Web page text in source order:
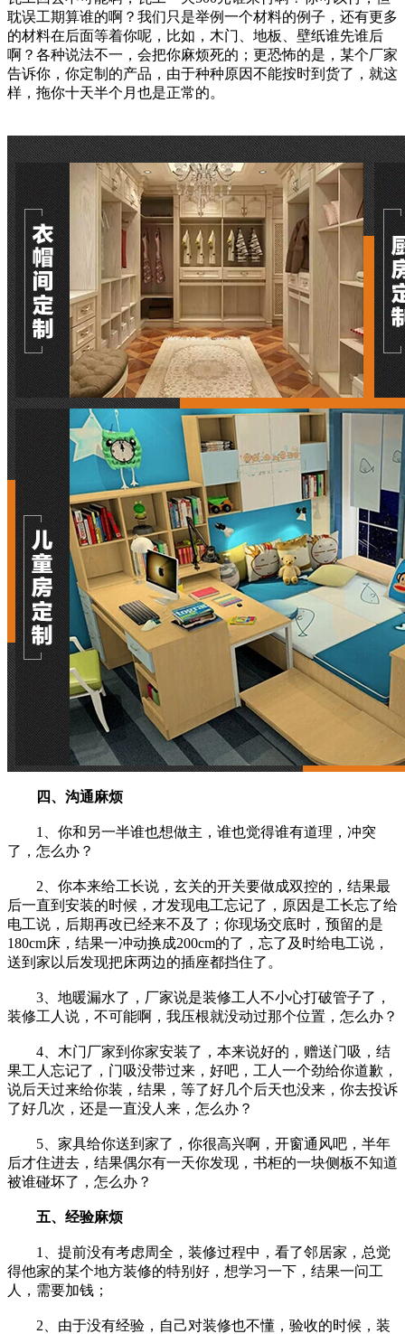
耽误工期算谁的啊？我们只是举例一个材料的例子，还有更多
的材料在后面等着你呢，比如，木门、地板、壁纸谁先谁后
啊？各种说法不一，会把你麻烦死的；更恐怖的是，某个厂家
告诉你，你定制的产品，由于种种原因不能按时到货了，就这
样，拖你十天半个月也是正常的。
四、沟通麻烦
1、你和另一半谁也想做主，谁也觉得谁有道理，冲突
了，怎么办？
2、你本来给工长说，玄关的开关要做成双控的，结果最
后一直到安装的时候，才发现电工忘记了，原因是工长忘了给
电工说，后期再改已经来不及了；你现场交底时，预留的是
180cm床，结果一冲动换成200cm的了，忘了及时给电工说，
送到家以后发现把床两边的插座都挡住了。
3、地暖漏水了，厂家说是装修工人不小心打破管子了，
装修工人说，不可能啊，我压根就没动过那个位置，怎么办？
4、木门厂家到你家安装了，本来说好的，赠送门吸，结
果工人忘记了，门吸没带过来，好吧，工人一个劲给你道歉，
说后天过来给你装，结果，等了好几个后天也没来，你去投诉
了好几次，还是一直没人来，怎么办？
5、家具给你送到家了，你很高兴啊，开窗通风吧，半年
后才住进去，结果偶尔有一天你发现，书柜的一块侧板不知道
被谁碰坏了，怎么办？
五、经验麻烦
1、提前没有考虑周全，装修过程中，看了邻居家，总觉
得他家的某个地方装修的特别好，想学习一下，结果一问工
人，需要加钱；
2、由于没有经验，自己对装修也不懂，验收的时候，装